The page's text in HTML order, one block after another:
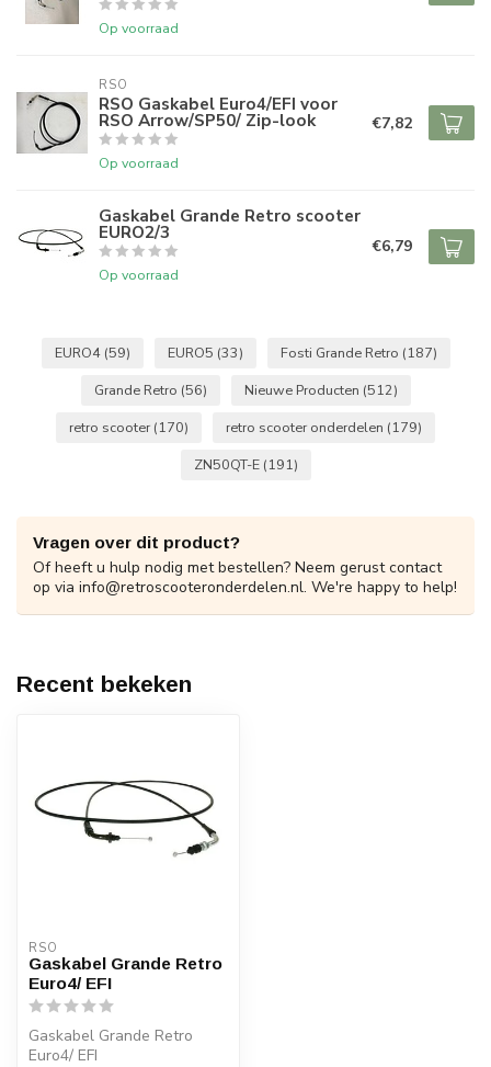
Op voorraad
RSO
RSO Gaskabel Euro4/EFI voor
RSO Arrow/SP50/ Zip-look
Op voorraad
€7,82
Gaskabel Grande Retro scooter
EURO2/3
Op voorraad
€6,79
EURO4 (59) EURO5 (33) Fosti Grande Retro (187)
Grande Retro (56) Nieuwe Producten (512)
retro scooter (170) retro scooter onderdelen (179)
ZN50QT-E (191)
Vragen over dit product?
Of heeft u hulp nodig met bestellen? Neem gerust contact
op via info@retroscooteronderdelen.nl. We're happy to help!
Recent bekeken
RSO
Gaskabel Grande Retro
Euro4/ EFI
Gaskabel Grande Retro
Euro4/ EFI